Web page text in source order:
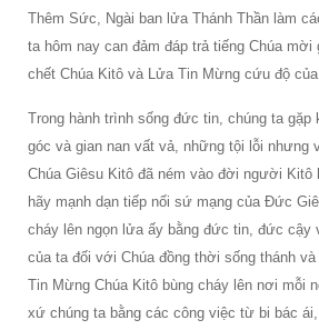
Thêm Sức, Ngài ban lửa Thánh Thần làm
ta hôm nay can đảm đáp trả tiếng Chúa mời
chết Chúa Kitô và Lửa Tin Mừng cứu độ của
Trong hành trình sống đức tin, chúng ta gặp
góc và gian nan vất vả, những tội lỗi nhưng
Chúa Giêsu Kitô đã ném vào đời người Kitô
hãy mạnh dạn tiếp nối sứ mạng của Đức
cháy lên ngọn lửa ấy bằng đức tin, đức cậy
của ta đối với Chúa đồng thời sống thánh
Tin Mừng Chúa Kitô bùng cháy lên nơi mỗi
xứ chúng ta bằng các công việc từ bi bác